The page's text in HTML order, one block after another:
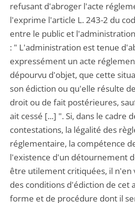
refusant d'abroger l'acte
l'exprime l'article L. 243-2 du
entre le public et
: " L'administration est tenue
expressément un acte
dépourvu d'objet, que cette
son édiction ou qu'elle résulte
droit ou de fait postérieures,
ait cessé [...] ". Si, dans le cadre
contestations, la légalité des
réglementaire, la compétence
l'existence d'un détournement
être utilement critiquées, il n'en
des conditions d'édiction de cet
forme et de procédure dont il